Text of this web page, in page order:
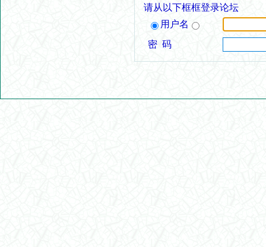
请从以下框框登录论坛
用户名
密 码